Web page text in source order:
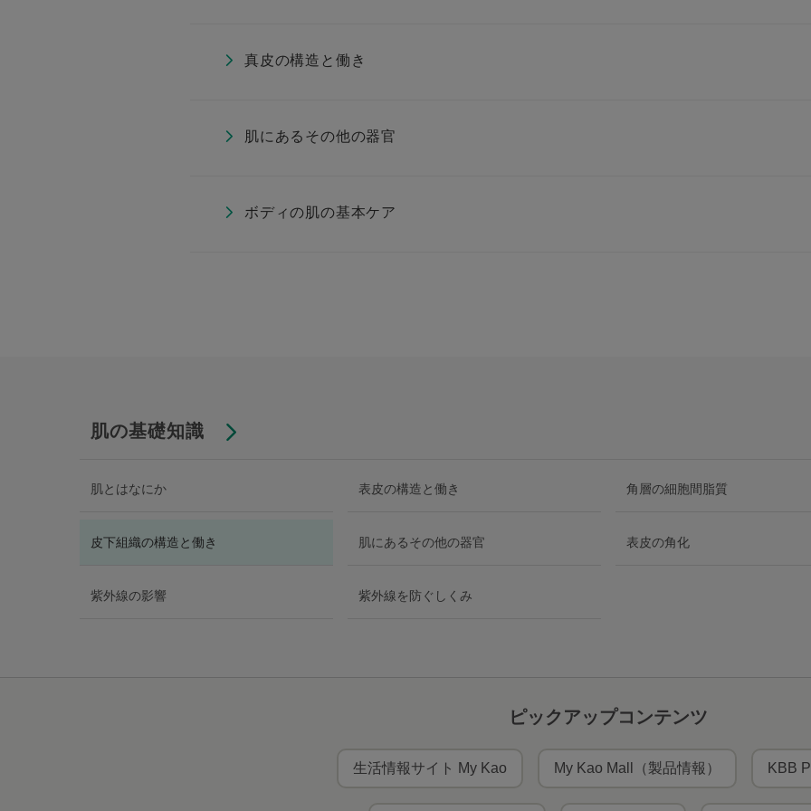
真皮の構造と働き
肌にあるその他の器官
ボディの肌の基本ケア
肌の基礎知識
肌とはなにか 表皮の構造と働き 角層の細胞間脂質
皮下組織の構造と働き 肌にあるその他の器官 表皮の角化
紫外線の影響 紫外線を防ぐしくみ
ピックアップコンテンツ
生活情報サイト My Kao My Kao Mall（製品情報） KBB